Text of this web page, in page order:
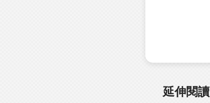
延伸閱讀